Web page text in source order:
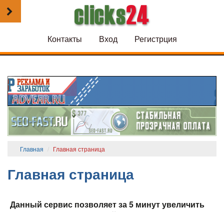
Контакты Вход Регистрция
Главная Главная страница
Главная страница
Данный сервис позволяет за 5 минут увеличить